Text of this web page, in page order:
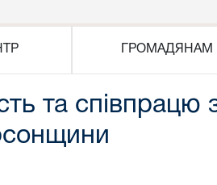
ГРОМАДЯНАМ
та співпрацю